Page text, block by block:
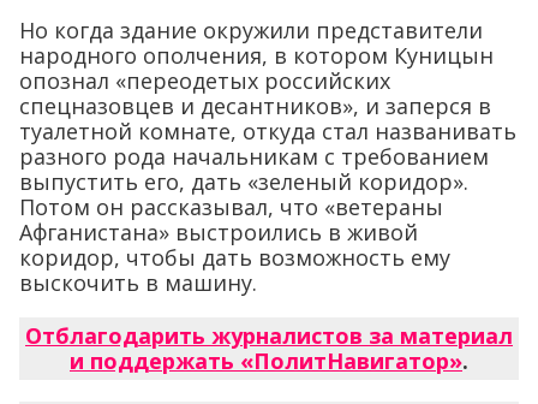
Но когда здание окружили представители
народного ополчения, в котором Куницын
опознал «переодетых российских
спецназовцев и десантников», и заперся в
туалетной комнате, откуда стал названивать
разного рода начальникам с требованием
выпустить его, дать «зеленый коридор».
Потом он рассказывал, что «ветераны
Афганистана» выстроились в живой
коридор, чтобы дать возможность ему
выскочить в машину.
Отблагодарить журналистов за материал
и поддержать «ПолитНавигатор».